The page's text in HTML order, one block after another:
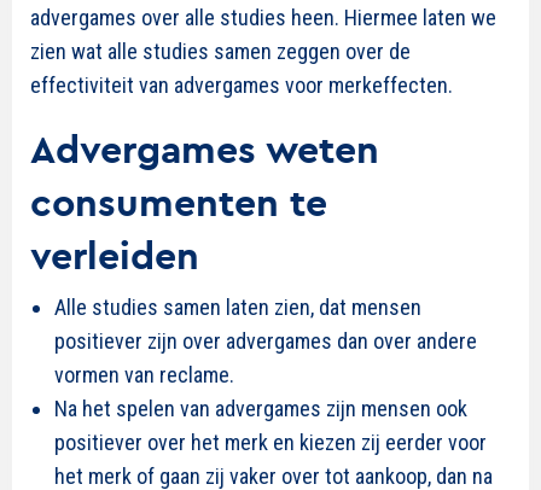
advergames over alle studies heen. Hiermee laten we
zien wat alle studies samen zeggen over de
effectiviteit van advergames voor merkeffecten.
Advergames weten
consumenten te
verleiden
Alle studies samen laten zien, dat mensen
positiever zijn over advergames dan over andere
vormen van reclame.
Na het spelen van advergames zijn mensen ook
positiever over het merk en kiezen zij eerder voor
het merk of gaan zij vaker over tot aankoop, dan na